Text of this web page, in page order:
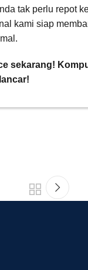
tak perlu repot
kami siap
sekarang!